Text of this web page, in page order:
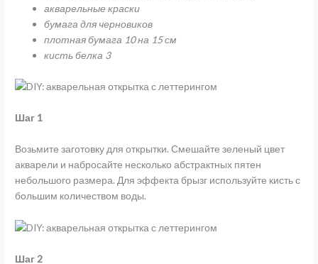
акварельные краски
бумага для черновиков
плотная бумага 10 на 15 см
кисть белка 3
Шаг 1
Возьмите заготовку для открытки. Смешайте зеленый цвет
акварели и набросайте несколько абстрактных пятен
небольшого размера. Для эффекта брызг используйте кисть с
большим количеством воды.
Шаг 2